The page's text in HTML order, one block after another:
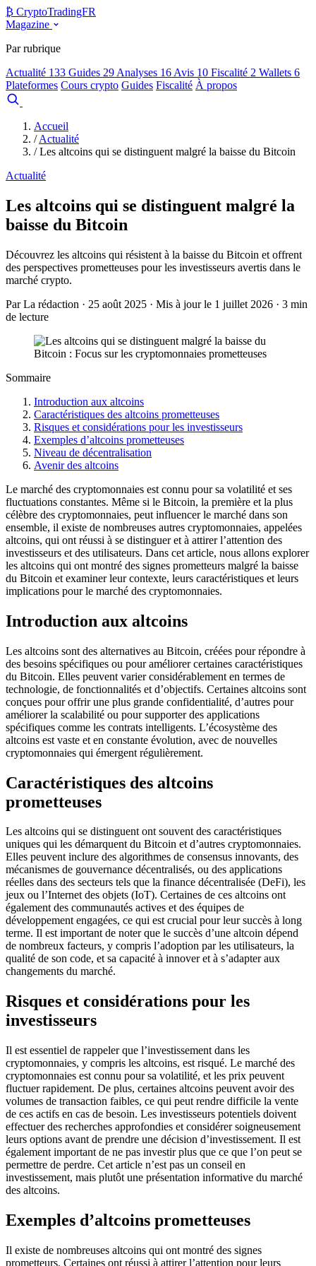
₿ CryptoTradingFR
Magazine
Par rubrique
Actualité 133 Guides 29 Analyses 16 Avis 10 Fiscalité 2 Wallets 6
Plateformes Cours crypto Guides Fiscalité À propos
Accueil
/ Actualité
/ Les altcoins qui se distinguent malgré la baisse du Bitcoin
Actualité
Les altcoins qui se distinguent malgré la
baisse du Bitcoin
Découvrez les altcoins qui résistent à la baisse du Bitcoin et offrent
des perspectives prometteuses pour les investisseurs avertis dans le
marché crypto.
Par La rédaction · 25 août 2025 · Mis à jour le 1 juillet 2026 · 3 min
de lecture
Sommaire
Introduction aux altcoins
Caractéristiques des altcoins prometteuses
Risques et considérations pour les investisseurs
Exemples d’altcoins prometteuses
Niveau de décentralisation
Avenir des altcoins
Le marché des cryptomonnaies est connu pour sa volatilité et ses
fluctuations constantes. Même si le Bitcoin, la première et la plus
célèbre des cryptomonnaies, peut influencer le marché dans son
ensemble, il existe de nombreuses autres cryptomonnaies, appelées
altcoins, qui ont réussi à se distinguer et à attirer l’attention des
investisseurs et des utilisateurs. Dans cet article, nous allons explorer
les altcoins qui ont montré des signes prometteurs malgré la baisse
du Bitcoin et examiner leur contexte, leurs caractéristiques et leurs
implications pour le marché des cryptomonnaies.
Introduction aux altcoins
Les altcoins sont des alternatives au Bitcoin, créées pour répondre à
des besoins spécifiques ou pour améliorer certaines caractéristiques
du Bitcoin. Elles peuvent varier considérablement en termes de
technologie, de fonctionnalités et d’objectifs. Certaines altcoins sont
conçues pour offrir une plus grande confidentialité, d’autres pour
améliorer la scalabilité ou pour supporter des applications
spécifiques comme les contrats intelligents. L’écosystème des
altcoins est vaste et en constante évolution, avec de nouvelles
cryptomonnaies qui émergent régulièrement.
Caractéristiques des altcoins
prometteuses
Les altcoins qui se distinguent ont souvent des caractéristiques
uniques qui les démarquent du Bitcoin et d’autres cryptomonnaies.
Elles peuvent inclure des algorithmes de consensus innovants, des
mécanismes de gouvernance décentralisés, ou des applications
réelles dans des secteurs tels que la finance décentralisée (DeFi), les
jeux ou l’Internet des objets (IoT). Certaines de ces altcoins ont
également des communautés actives et des équipes de
développement engagées, ce qui est crucial pour leur succès à long
terme. Il est important de noter que le succès d’une altcoin dépend
de nombreux facteurs, y compris l’adoption par les utilisateurs, la
qualité de son code, et sa capacité à innover et à s’adapter aux
changements du marché.
Risques et considérations pour les
investisseurs
Il est essentiel de rappeler que l’investissement dans les
cryptomonnaies, y compris les altcoins, est risqué. Le marché des
cryptomonnaies est connu pour sa volatilité, et les prix peuvent
fluctuer rapidement. De plus, certaines altcoins peuvent avoir des
volumes de transaction faibles, ce qui peut rendre difficile la vente
de ces actifs en cas de besoin. Les investisseurs potentiels doivent
effectuer des recherches approfondies et considérer soigneusement
leurs options avant de prendre une décision d’investissement. Il est
également important de ne pas investir plus que ce que l’on peut se
permettre de perdre. Cet article n’est pas un conseil en
investissement, mais plutôt une présentation informative du marché
des altcoins.
Exemples d’altcoins prometteuses
Il existe de nombreuses altcoins qui ont montré des signes
prometteurs. Certaines ont réussi à attirer l’attention pour leurs